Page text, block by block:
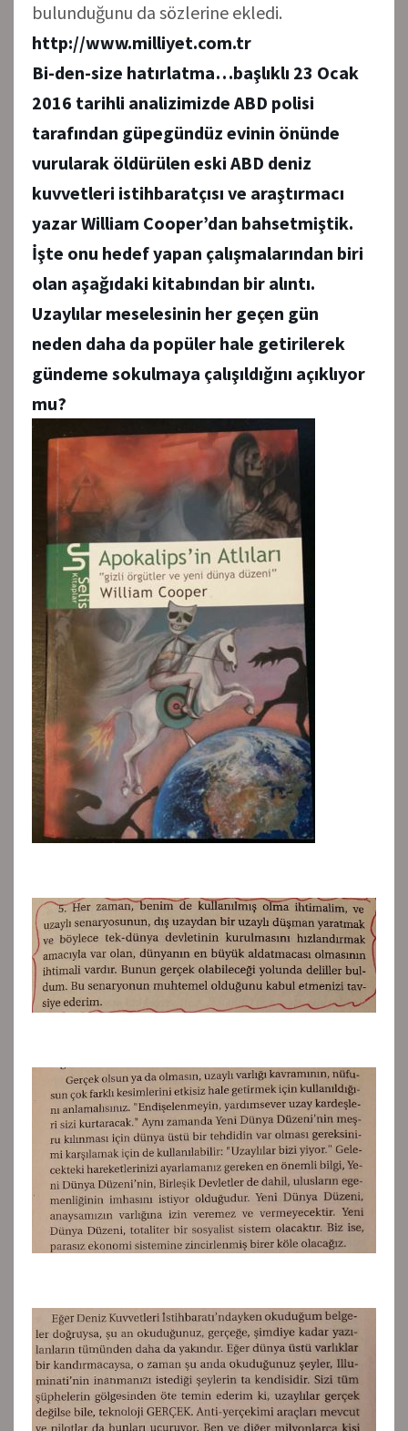
bulunduğunu da sözlerine ekledi.
http://www.milliyet.com.tr
Bi-den-size hatırlatma…başlıklı 23 Ocak
2016 tarihli analizimizde ABD polisi
tarafından güpegündüz evinin önünde
vurularak öldürülen eski ABD deniz
kuvvetleri istihbaratçısı ve araştırmacı
yazar William Cooper’dan bahsetmiştik.
İşte onu hedef yapan çalışmalarından biri
olan aşağıdaki kitabından bir alıntı.
Uzaylılar meselesinin her geçen gün
neden daha da popüler hale getirilerek
gündeme sokulmaya çalışıldığını açıklıyor
mu?